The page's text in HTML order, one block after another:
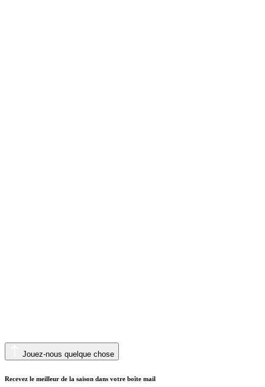
Jouez-nous quelque chose
Recevez le meilleur de la saison dans votre boîte mail